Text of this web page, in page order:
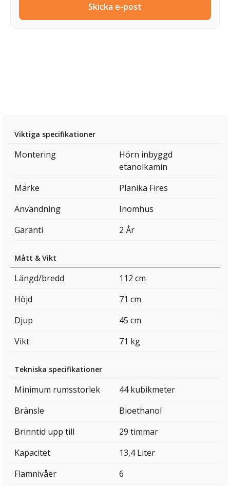
Skicka e-post
Viktiga specifikationer
Montering
Hörn inbyggd
etanolkamin
Märke
Planika Fires
Användning
Inomhus
Garanti
2 År
Mått & Vikt
Längd/bredd
112 cm
Höjd
71 cm
Djup
45 cm
Vikt
71 kg
Tekniska specifikationer
Minimum rumsstorlek
44 kubikmeter
Bränsle
Bioethanol
Brinntid upp till
29 timmar
Kapacitet
13,4 Liter
Flamnivåer
6